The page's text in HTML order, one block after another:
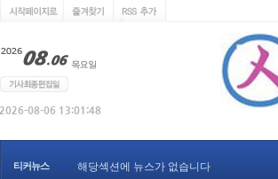
티커뉴스 해당섹션에 뉴스가 없습니다